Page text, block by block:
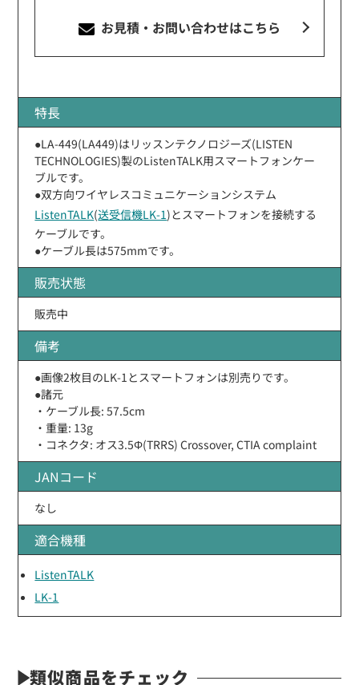
お見積・お問い合わせはこちら
特長
●LA-449(LA449)はリッスンテクノロジーズ(LISTEN
TECHNOLOGIES)製のListenTALK用スマートフォンケー
ブルです。
●双方向ワイヤレスコミュニケーションシステム
ListenTALK(送受信機LK-1)とスマートフォンを接続する
ケーブルです。
●ケーブル長は575mmです。
販売状態
販売中
備考
●画像2枚目のLK-1とスマートフォンは別売りです。
●諸元
・ケーブル長: 57.5cm
・重量: 13g
・コネクタ: オス3.5Φ(TRRS) Crossover, CTIA complaint
JANコード
なし
適合機種
ListenTALK
LK-1
類似商品をチェック